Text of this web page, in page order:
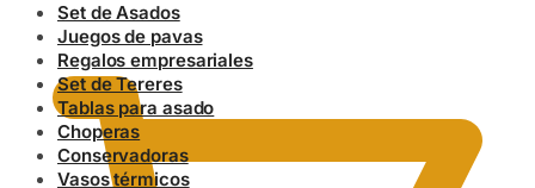
0.00 $
Set de Asados
Juegos de pavas
Regalos empresariales
Set de Tereres
Tablas para asado
Choperas
Conservadoras
Vasos térmicos